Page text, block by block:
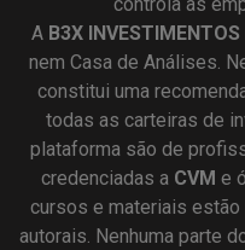
A B3X INVESTIMENTOS
nem Casa de Análises.
constitui uma
todas as carteiras de
plataforma são de
credenciadas a CVM e
cursos e materiais
autorais. Nenhuma parte